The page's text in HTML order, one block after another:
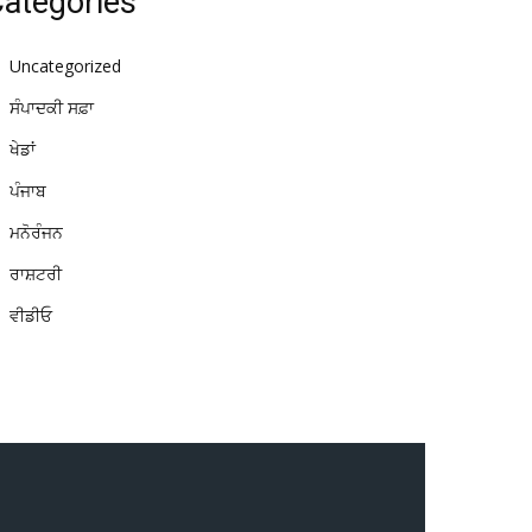
Uncategorized
ਸੰਪਾਦਕੀ ਸਫ਼ਾ
ਖੇਡਾਂ
ਪੰਜਾਬ
ਮਨੋਰੰਜਨ
ਰਾਸ਼ਟਰੀ
ਵੀਡੀਓ